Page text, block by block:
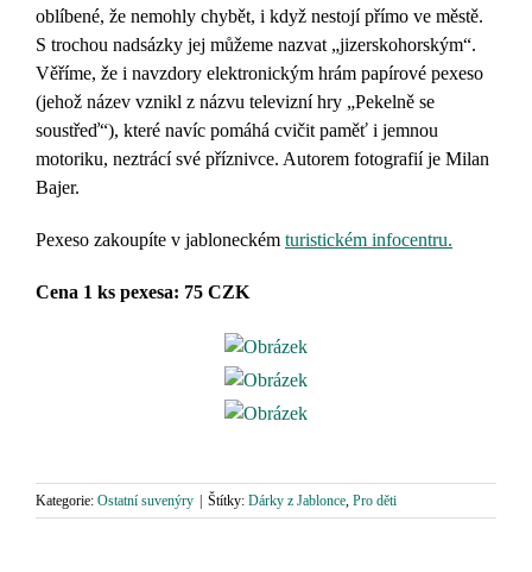
oblíbené, že nemohly chybět, i když nestojí přímo ve městě.
S trochou nadsázky jej můžeme nazvat „jizerskohorským“.
Věříme, že i navzdory elektronickým hrám papírové pexeso
(jehož název vznikl z názvu televizní hry „Pekelně se
soustřeď“), které navíc pomáhá cvičit paměť i jemnou
motoriku, neztrácí své příznivce. Autorem fotografií je Milan
Bajer.
Pexeso zakoupíte v jabloneckém turistickém infocentru.
Cena 1 ks pexesa: 75 CZK
Kategorie: Ostatní suvenýry Štítky: Dárky z Jablonce, Pro děti